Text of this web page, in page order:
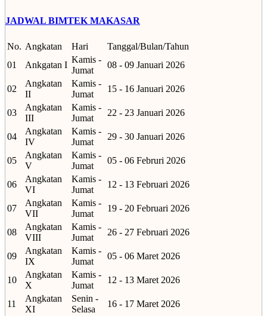
JADWAL BIMTEK MAKASAR
No. Angkatan Hari
Tanggal/Bulan/Tahun
01
Ankgatan I
Kamis -
Jumat
08 - 09 Januari 2026
02
Angkatan
II
Kamis -
Jumat
15 - 16 Januari 2026
03
Angkatan
III
Kamis -
Jumat
22 - 23 Januari 2026
04
Angkatan
IV
Kamis -
Jumat
29 - 30 Januari 2026
05
Angkatan
V
Kamis -
Jumat
05 - 06 Februri 2026
06
Angkatan
VI
Kamis -
Jumat
12 - 13 Februari 2026
07
Angkatan
VII
Kamis -
Jumat
19 - 20 Februari 2026
08
Angkatan
VIII
Kamis -
Jumat
26 - 27 Februari 2026
09
Angkatan
IX
Kamis -
Jumat
05 - 06 Maret 2026
10
Angkatan
X
Kamis -
Jumat
12 - 13 Maret 2026
11
Angkatan
XI
Senin -
Selasa
16 - 17 Maret 2026